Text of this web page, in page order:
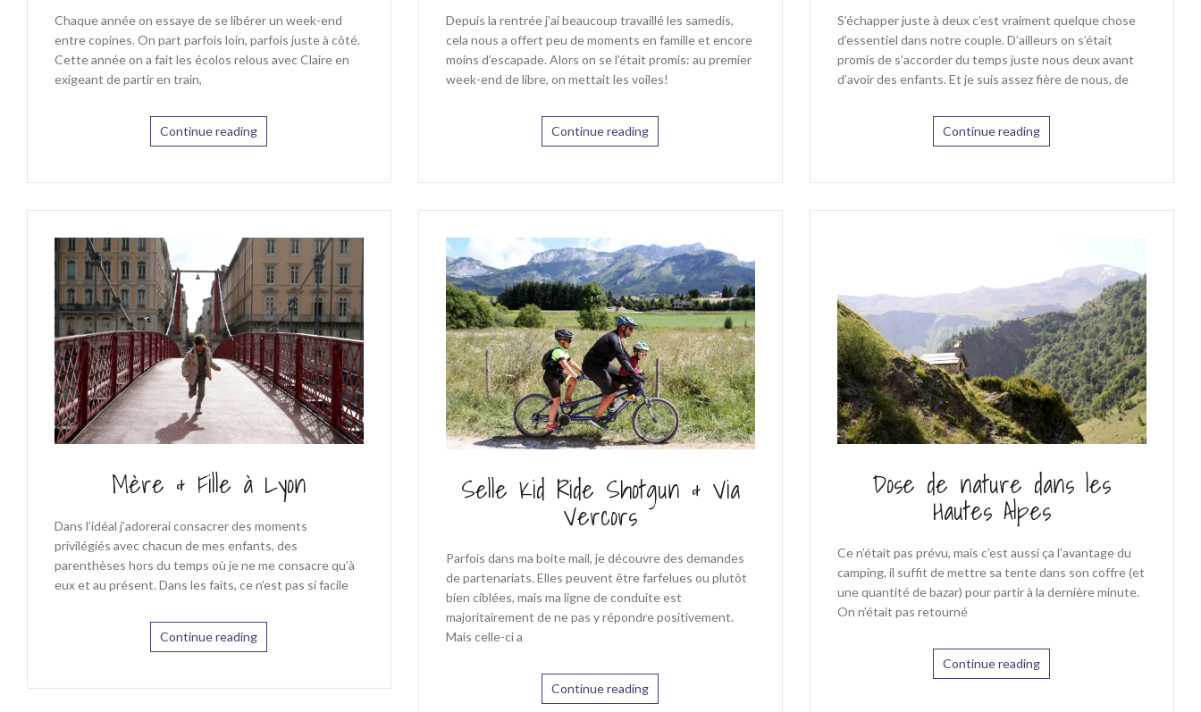
Chaque année on essaye de se libérer un week-end
entre copines. On part parfois loin, parfois juste à côté.
Cette année on a fait les écolos relous avec Claire en
exigeant de partir en train,
Continue reading
Depuis la rentrée j’ai beaucoup travaillé les samedis,
cela nous a offert peu de moments en famille et encore
moins d’escapade. Alors on se l’était promis: au premier
week-end de libre, on mettait les voiles!
Continue reading
S’échapper juste à deux c’est vraiment quelque chose
d’essentiel dans notre couple. D’ailleurs on s’était
promis de s’accorder du temps juste nous deux avant
d’avoir des enfants. Et je suis assez fière de nous, de
Continue reading
Mère & Fille à Lyon
Dans l’idéal j’adorerai consacrer des moments
privilégiés avec chacun de mes enfants, des
parenthèses hors du temps où je ne me consacre qu’à
eux et au présent. Dans les faits, ce n’est pas si facile
Continue reading
Selle Kid Ride Shotgun & Via
Vercors
Parfois dans ma boite mail, je découvre des demandes
de partenariats. Elles peuvent être farfelues ou plutôt
bien ciblées, mais ma ligne de conduite est
majoritairement de ne pas y répondre positivement.
Mais celle-ci a
Continue reading
Dose de nature dans les
Hautes Alpes
Ce n’était pas prévu, mais c’est aussi ça l’avantage du
camping, il suffit de mettre sa tente dans son coffre (et
une quantité de bazar) pour partir à la dernière minute.
On n’était pas retourné
Continue reading